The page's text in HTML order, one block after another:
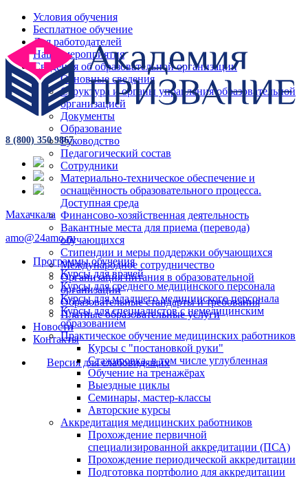
Условия обучения
Бесплатное обучение
Для работодателей
Наши мероприятия
Сведения об образовательной организации
Основные сведения
Структура и органы управления образовательной
организацией
Документы
Образование
Руководство
Педагогический состав
Сотрудники
Материально-техническое обеспечение и
оснащённость образовательного процесса.
Доступная среда
Финансово-хозяйственная деятельность
Вакантные места для приема (перевода)
обучающихся
Стипендии и меры поддержки обучающихся
Международное сотрудничество
Организация питания в образовательной
организации
Образовательные стандарты и требования
Платные образовательные услуги
Новости
Контакты
Версия для слабовидящих
8 (800) 350 9867
Махачкала
amo@24amo.ru
Программы обучения
Курсы для врачей
Курсы для среднего медицинского персонала
Курсы для младшего медицинского персонала
Курсы для специалистов с немедицинским
образованием
Практическое обучение медицинских работников
Курсы с "постановкой руки"
Стажировка, в том числе углубленная
Обучение на тренажёрах
Выездные циклы
Семинары, мастер-классы
Авторские курсы
Аккредитация медицинских работников
Прохождение первичной
специализированной аккредитации (ПСА)
Прохождение периодической аккредитации
Подготовка портфолио для аккредитации